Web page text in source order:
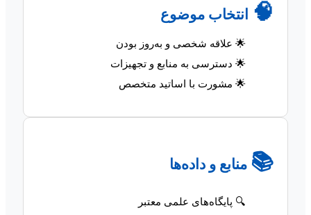
🧠 انتخاب موضوع
🌟 علاقه شخصی و به‌روز بودن
🌟 دسترسی به منابع و تجهیزات
🌟 مشورت با اساتید متخصص
📚 منابع و داده‌ها
🔍 پایگاه‌های علمی معتبر